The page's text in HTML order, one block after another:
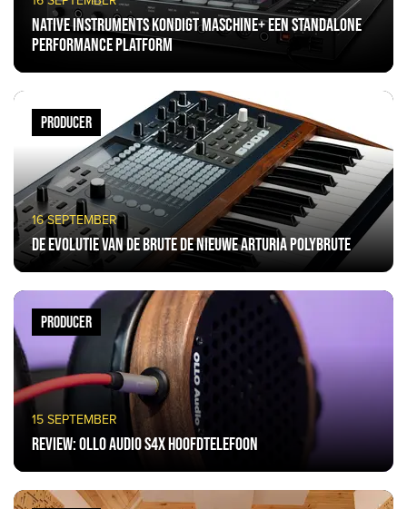
Native Instruments kondigt MASCHINE+ een standalone
performance platform
16 SEPTEMBER
De evolutie van de Brute de nieuwe Arturia PolyBrute
PRODUCER
15 SEPTEMBER
Review: Ollo Audio S4X hoofdtelefoon
PRODUCER